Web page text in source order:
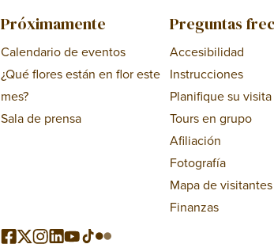
Próximamente
Calendario de eventos
¿Qué flores están en flor este
mes?
Sala de prensa
Preguntas
Accesibilidad
Instrucciones
Planifique su visita
Tours en grupo
Afiliación
Fotografía
Mapa de visitantes
Finanzas